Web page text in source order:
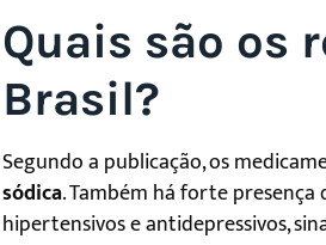
Quais são os
Brasil?
Segundo a publicação, os
sódica. Também há forte
hipertensivos e antidepressivos,